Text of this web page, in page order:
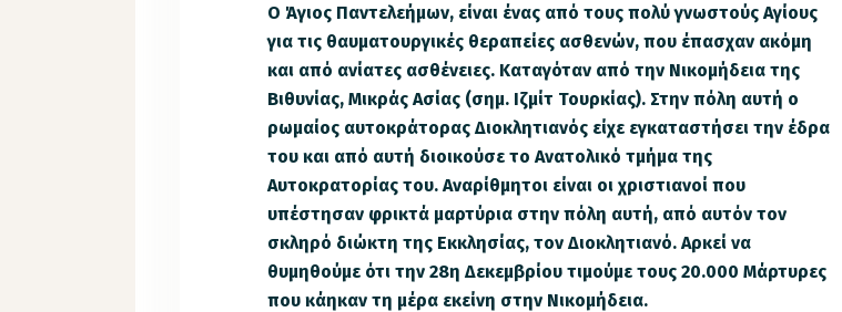
Ο Άγιος Παντελεήμων, είναι ένας από τους πολύ γνωστούς Αγίους
για τις θαυματουργικές θεραπείες ασθενών, που έπασχαν ακόμη
και από ανίατες ασθένειες. Καταγόταν από την Νικομήδεια της
Βιθυνίας, Μικράς Ασίας (σημ. Ιζμίτ Τουρκίας). Στην πόλη αυτή ο
ρωμαίος αυτοκράτορας Διοκλητιανός είχε εγκαταστήσει την έδρα
του και από αυτή διοικούσε το Ανατολικό τμήμα της
Αυτοκρατορίας του. Αναρίθμητοι είναι οι χριστιανοί που
υπέστησαν φρικτά μαρτύρια στην πόλη αυτή, από αυτόν τον
σκληρό διώκτη της Εκκλησίας, τον Διοκλητιανό. Αρκεί να
θυμηθούμε ότι την 28η Δεκεμβρίου τιμούμε τους 20.000 Μάρτυρες
που κάηκαν τη μέρα εκείνη στην Νικομήδεια.